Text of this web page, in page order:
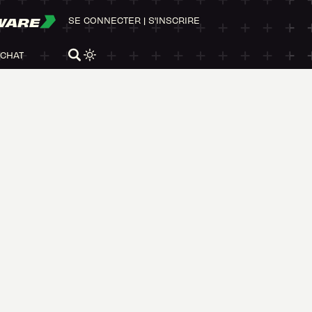
SE CONNECTER | S'INSCRIRE